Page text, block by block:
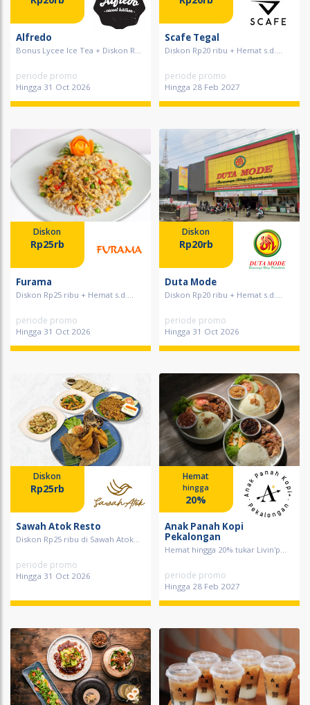
Alfredo
Bonus Lycee Ice Tea + Diskon R...
periode promo
Hingga 31 Oct 2026
Scafe Tegal
Diskon Rp20 ribu + Hemat s.d....
periode promo
Hingga 28 Feb 2027
Diskon
Rp25rb
Furama
Diskon Rp25 ribu + Hemat s.d....
periode promo
Hingga 31 Oct 2026
Diskon
Rp20rb
Duta Mode
Diskon Rp20 ribu + Hemat s.d....
periode promo
Hingga 31 Oct 2026
Diskon
Rp25rb
Sawah Atok Resto
Diskon Rp25 ribu di Sawah Atok...
periode promo
Hingga 31 Oct 2026
Hemat
hingga
20%
Anak Panah Kopi
Pekalongan
Hemat hingga 20% tukar Livin'p...
periode promo
Hingga 28 Feb 2027